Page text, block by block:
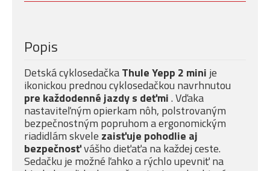
Popis
Detská cyklosedačkaThule Yepp 2 mini je
ikonickou prednou cyklosedačkou navrhnutou
pre každodenné jazdy s deťmi. Vďaka
nastaviteľným opierkam nôh, polstrovaným
bezpečnostným popruhom a ergonomickým
riadidlám skvele zaisťuje pohodlie aj
bezpečnosťvášho dieťaťa na každej ceste.
Sedačku je možné ľahko a rýchlo upevniť na